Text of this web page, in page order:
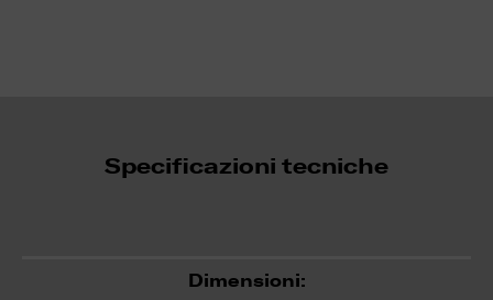
Specificazioni tecniche
Dimensioni: